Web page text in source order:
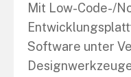
Mit Low-Code-/
Software unter